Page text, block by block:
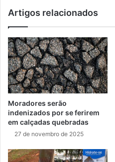
Artigos relacionados
Moradores serão
indenizados por se ferirem
em calçadas quebradas
27 de novembro de 2025